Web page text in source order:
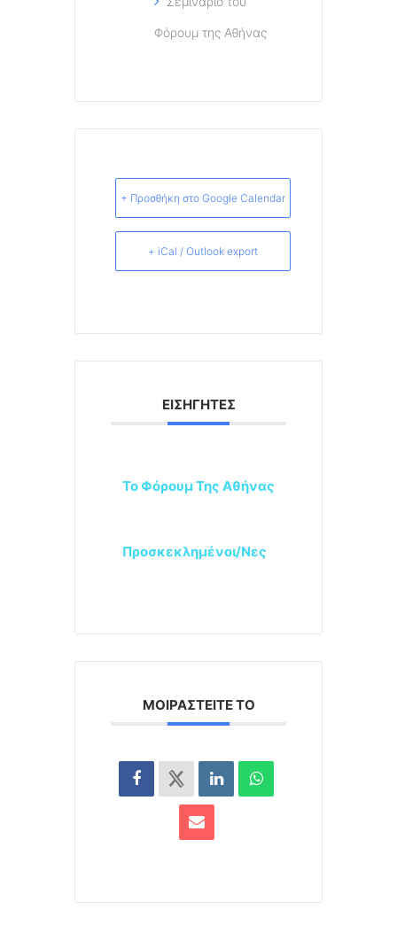
Φόρουμ της Αθήνας
+ Προσθήκη στο Google Calendar
+ iCal / Outlook export
ΕΙΣΗΓΗΤΈΣ
Το Φόρουμ Της Αθήνας
Προσκεκλημένοι/νες
ΜΟΙΡΑΣΤΕΊΤΕ ΤΟ